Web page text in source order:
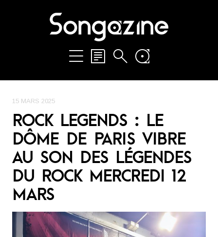
15 MARS 2025
ROCK LEGENDS : LE
DÔME DE PARIS VIBRE
AU SON DES LÉGENDES
DU ROCK MERCREDI 12
MARS